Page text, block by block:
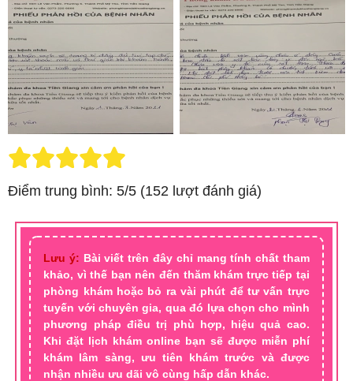
Điểm trung bình: 5/5 (152 lượt đánh giá)
Lưu ý: Bài viết trên đây chỉ mang tính chất tham
khảo, vì thế bạn nên đến thăm khám trực tiếp tại
phòng khám hoặc bỏ ra vài phút để tư vấn trực
tuyến với chuyên gia, qua đó lựa chọn cho mình
phương pháp điều trị phù hợp, hiệu quả cao.
Khi đặt lịch khám online bạn sẽ được miễn phí
khám lâm sàng, ưu tiên khám trước và được
nhận nhiều ưu dãi vô cùng hấp dẫn khác.